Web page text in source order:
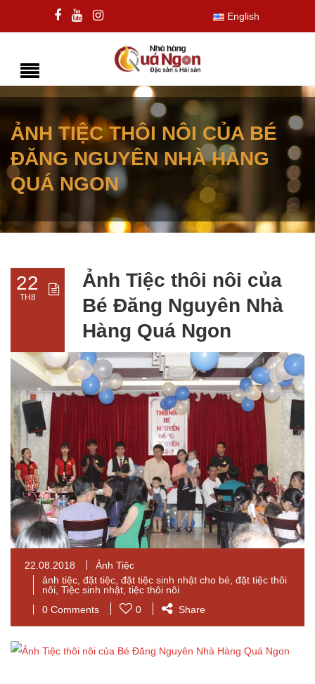
English
ẢNH TIỆC THÔI NÔI CỦA BÉ
ĐĂNG NGUYÊN NHÀ HÀNG
QUÁ NGON
22
TH8
Ảnh Tiệc thôi nôi của
Bé Đăng Nguyên Nhà
Hàng Quá Ngon
22.08.2018
Ảnh Tiệc
ảnh tiệc đặt tiệc đặt tiệc sinh nhật cho bé đặt tiệc thôi
nôi Tiệc sinh nhật tiệc thôi nôi
0 Comments
0 Share